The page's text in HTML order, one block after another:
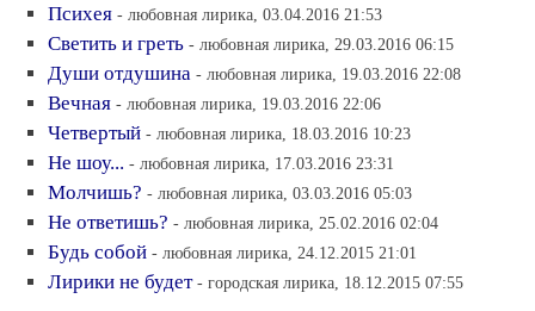
Психея - любовная лирика, 03.04.2016 21:53
Светить и греть - любовная лирика, 29.03.2016 06:15
Души отдушина - любовная лирика, 19.03.2016 22:08
Вечная - любовная лирика, 19.03.2016 22:06
Четвертый - любовная лирика, 18.03.2016 10:23
Не шоу... - любовная лирика, 17.03.2016 23:31
Молчишь? - любовная лирика, 03.03.2016 05:03
Не ответишь? - любовная лирика, 25.02.2016 02:04
Будь собой - любовная лирика, 24.12.2015 21:01
Лирики не будет - городская лирика, 18.12.2015 07:55